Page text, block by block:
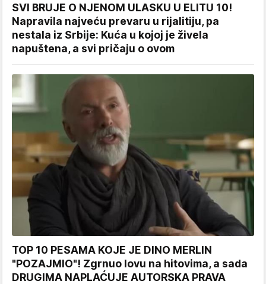
SVI BRUJE O NJENOM ULASKU U ELITU 10!
Napravila najveću prevaru u rijalitiju, pa
nestala iz Srbije: Kuća u kojoj je živela
napuštena, a svi pričaju o ovom
TOP 10 PESAMA KOJE JE DINO MERLIN
"POZAJMIO"! Zgrnuo lovu na hitovima, a sada
DRUGIMA NAPLAĆUJE AUTORSKA PRAVA